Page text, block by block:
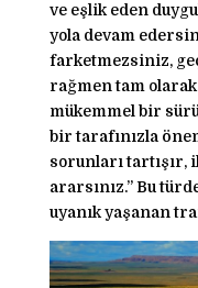
ve eşlik eden
yola devam
farketmezsiniz,
rağmen tam olarak
mükemmel bir
bir tarafınızla
sorunları tartışır,
ararsınız.” Bu
uyanık yaşanan